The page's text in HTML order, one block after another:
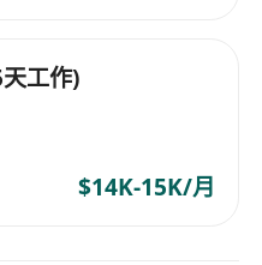
工作)
$14K-15K/月